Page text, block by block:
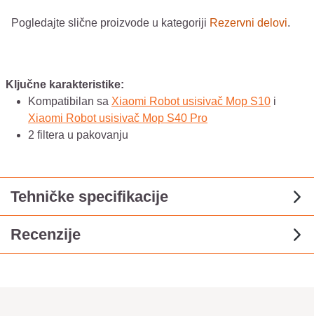
Pogledajte slične proizvode u kategoriji Rezervni delovi.
Ključne karakteristike:
Kompatibilan sa Xiaomi Robot usisivač Mop S10 i
Xiaomi Robot usisivač Mop S40 Pro
2 filtera u pakovanju
Tehničke specifikacije
Recenzije